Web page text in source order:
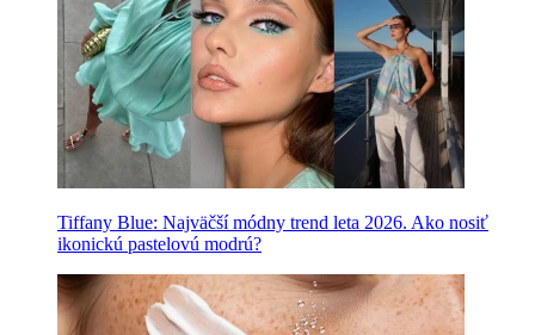
Tiffany Blue: Najväčší módny trend leta 2026. Ako nosiť
ikonickú pastelovú modrú?